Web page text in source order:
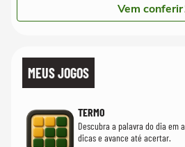
Vem conferir
MEUS JOGOS
TERMO
Descubra a palavra do dia em
dicas e avance até acertar.